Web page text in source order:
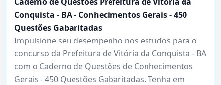
Conquista - BA - Conhecimentos Gerais - 450
Questões Gabaritadas
Impulsione seu desempenho nos estudos para o
concurso da Prefeitura de Vitória da Conquista - BA
com o Caderno de Questões de Conhecimentos
Gerais - 450 Questões Gabaritadas. Tenha em